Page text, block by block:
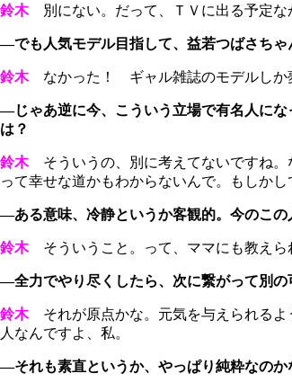
鈴木別にない。だって、ＴＶに出る予定な
―でも人気モデル目指して、益若つばさち
鈴木なかった！ ギャル雑誌のモデルしか夢
―じゃあ逆に今、こういう立場で有名人に
は？
鈴木そういうの、別に考えてないですね。
って幸せな道かもわからないんで。もしかし
―ある意味、冷静というか客観的。今のこの
鈴木そういうこと。って、ママにも教えら
―全力でやり尽くしたら、次に繋がって別の
鈴木それが原点かな。元気を与えられるよ
人なんですよ、私。
―それも素直というか、やっぱり純粋なのか